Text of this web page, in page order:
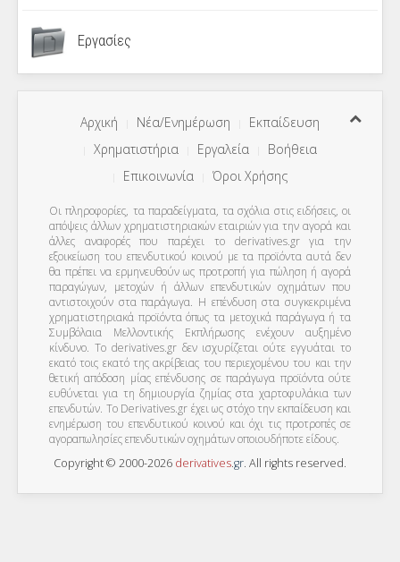
Εργασίες
Αρχική Νέα/Ενημέρωση
Εκπαίδευση
Χρηματιστήρια
Εργαλεία
Βοήθεια
Επικοινωνία
Όροι Χρήσης
Οι πληροφορίες, τα παραδείγματα, τα σχόλια στις ειδήσεις, οι
απόψεις άλλων χρηματιστηριακών εταιριών για την αγορά και
άλλες αναφορές που παρέχει το derivatives.gr για την
εξοικείωση του επενδυτικού κοινού με τα προϊόντα αυτά δεν
θα πρέπει να ερμηνευθούν ως προτροπή για πώληση ή αγορά
παραγώγων, μετοχών ή άλλων επενδυτικών οχημάτων που
αντιστοιχούν στα παράγωγα. Η επένδυση στα συγκεκριμένα
χρηματιστηριακά προϊόντα όπως τα μετοχικά παράγωγα ή τα
Συμβόλαια Μελλοντικής Εκπλήρωσης ενέχουν αυξημένο
κίνδυνο. Το derivatives.gr δεν ισχυρίζεται ούτε εγγυάται το
εκατό τοις εκατό της ακρίβειας του περιεχομένου του και την
θετική απόδοση μίας επένδυσης σε παράγωγα προϊόντα ούτε
ευθύνεται για τη δημιουργία ζημίας στα χαρτοφυλάκια των
επενδυτών. To Derivatives.gr έχει ως στόχο την εκπαίδευση και
ενημέρωση του επενδυτικού κοινού και όχι τις προτροπές σε
αγοραπωλησίες επενδυτικών οχημάτων οποιουδήποτε είδους.
Copyright © 2000-2026 derivatives.gr. All rights reserved.